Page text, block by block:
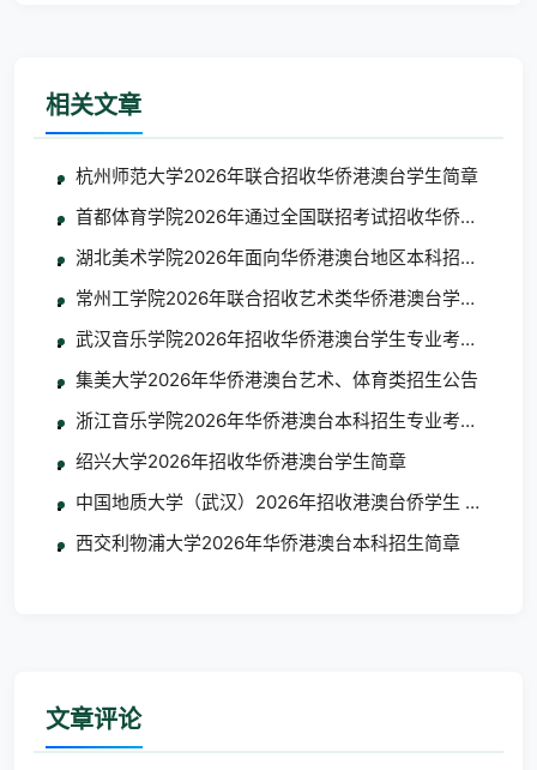
相关文章
杭州师范大学2026年联合招收华侨港澳台学生简章
首都体育学院2026年通过全国联招考试招收华侨港澳台学
湖北美术学院2026年面向华侨港澳台地区本科招生考试
常州工学院2026年联合招收艺术类华侨港澳台学生简章
武汉音乐学院2026年招收华侨港澳台学生专业考试考生须
集美大学2026年华侨港澳台艺术、体育类招生公告
浙江音乐学院2026年华侨港澳台本科招生专业考试合格
绍兴大学2026年招收华侨港澳台学生简章
中国地质大学（武汉）2026年招收港澳台侨学生 艺术类
西交利物浦大学2026年华侨港澳台本科招生简章
文章评论